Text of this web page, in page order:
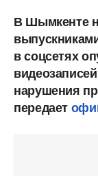
В Шымкенте
в соцсетях
нарушения
передает